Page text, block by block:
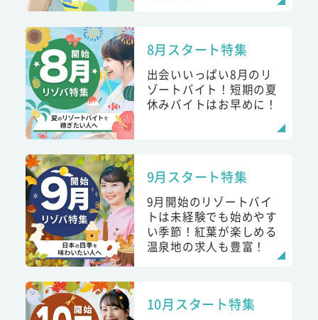
8月スタート特集
出会いいっぱい8月のリ
ゾートバイト！短期の夏
休みバイトはお早めに！
9月スタート特集
9月開始のリゾートバイ
トは未経験でも始めやす
い季節！紅葉が楽しめる
温泉地の求人も豊富！
10月スタート特集